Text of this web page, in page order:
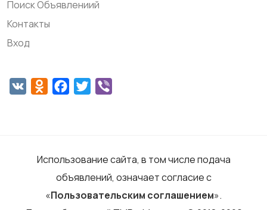
Поиск Объявлениий
Контакты
Вход
VK Odnoklassniki
Facebook
Twitter
Использование сайта, в том числе подача
объявлений, означает согласие с
«Пользовательским соглашением».